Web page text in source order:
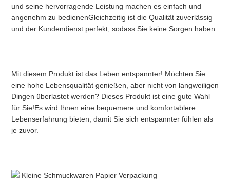
und seine hervorragende Leistung machen es einfach und
angenehm zu bedienenGleichzeitig ist die Qualität zuverlässig
und der Kundendienst perfekt, sodass Sie keine Sorgen haben.
Mit diesem Produkt ist das Leben entspannter! Möchten Sie
eine hohe Lebensqualität genießen, aber nicht von langweiligen
Dingen überlastet werden? Dieses Produkt ist eine gute Wahl
für Sie!Es wird Ihnen eine bequemere und komfortablere
Lebenserfahrung bieten, damit Sie sich entspannter fühlen als
je zuvor.